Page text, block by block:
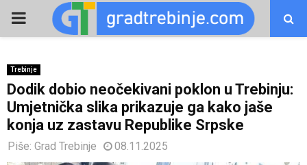
PRIMARY
Trebinje
Dodik dobio neočekivani poklon u Trebinju:
Umjetnička slika prikazuje ga kako jaše
konja uz zastavu Republike Srpske
Piše: Grad Trebinje 08.11.2025